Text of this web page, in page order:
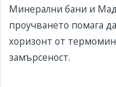
Минерални бани и
проучването помага
хоризонт от
замърсеност.